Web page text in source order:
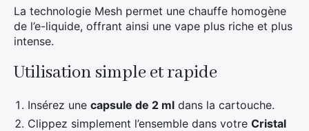
La technologie Mesh permet une chauffe homogène
de l’e-liquide, offrant ainsi une vape plus riche et plus
intense.
Utilisation simple et rapide
Insérez une capsule de 2 ml dans la cartouche.
Clippez simplement l’ensemble dans votre Cristal